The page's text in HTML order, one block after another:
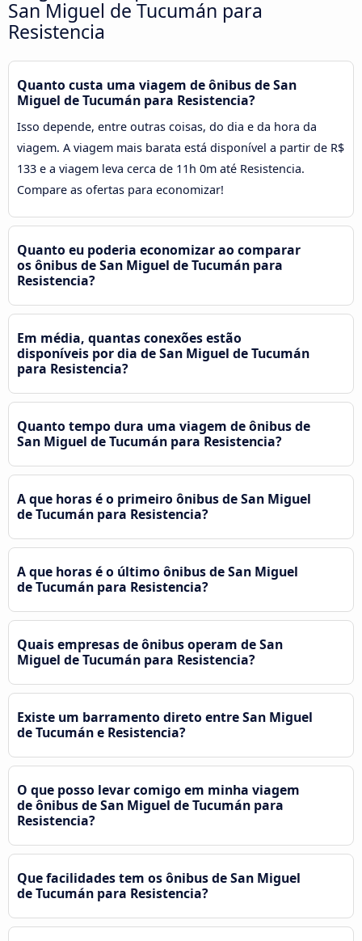
San Miguel de Tucumán para
Resistencia
Quanto custa uma viagem de ônibus de San
Miguel de Tucumán para Resistencia?
Isso depende, entre outras coisas, do dia e da hora da
viagem. A viagem mais barata está disponível a partir de R$
133 e a viagem leva cerca de 11h 0m até Resistencia.
Compare as ofertas para economizar!
Quanto eu poderia economizar ao comparar
os ônibus de San Miguel de Tucumán para
Resistencia?
Em média, quantas conexões estão
disponíveis por dia de San Miguel de Tucumán
para Resistencia?
Quanto tempo dura uma viagem de ônibus de
San Miguel de Tucumán para Resistencia?
A que horas é o primeiro ônibus de San Miguel
de Tucumán para Resistencia?
A que horas é o último ônibus de San Miguel
de Tucumán para Resistencia?
Quais empresas de ônibus operam de San
Miguel de Tucumán para Resistencia?
Existe um barramento direto entre San Miguel
de Tucumán e Resistencia?
O que posso levar comigo em minha viagem
de ônibus de San Miguel de Tucumán para
Resistencia?
Que facilidades tem os ônibus de San Miguel
de Tucumán para Resistencia?